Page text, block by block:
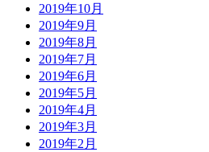
2019年10月
2019年9月
2019年8月
2019年7月
2019年6月
2019年5月
2019年4月
2019年3月
2019年2月